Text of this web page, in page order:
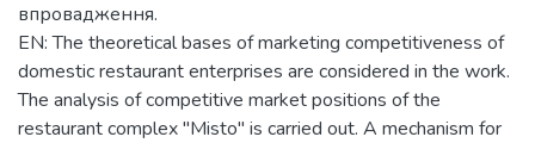
впровадження.
EN: The theoretical bases of marketing competitiveness of
domestic restaurant enterprises are considered in the work.
The analysis of competitive market positions of the
restaurant complex "Misto" is carried out. A mechanism for